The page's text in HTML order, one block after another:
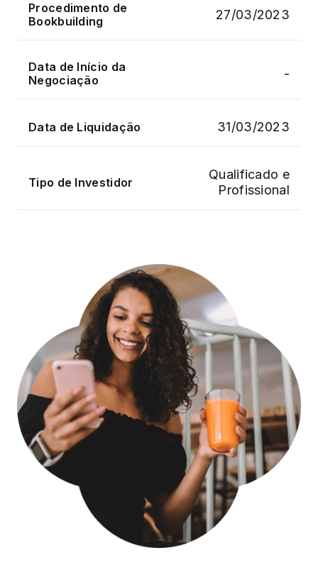
Procedimento de
Bookbuilding
27/03/2023
Data de Início da
Negociação
-
Data de Liquidação 31/03/2023
Tipo de Investidor
Qualificado e
Profissional